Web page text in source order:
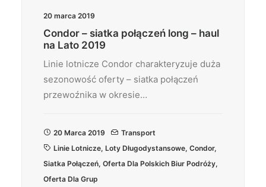
20 marca 2019
Condor – siatka połączeń long – haul
na Lato 2019
Linie lotnicze Condor charakteryzuje duża
sezonowość oferty – siatka połączeń
przewoźnika w okresie…
20 Marca 2019
Transport
Linie Lotnicze, Loty Długodystansowe, Condor,
Siatka Połączeń, Oferta Dla Polskich Biur Podróży,
Oferta Dla Grup